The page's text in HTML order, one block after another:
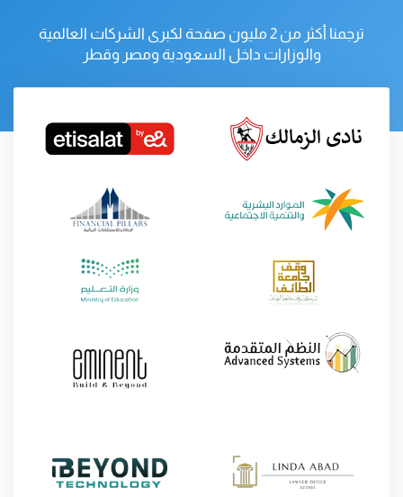
ترجمنا أكثر من 2 مليون صفحة لكبرى الشركات العالمية
والوزارات داخل السعودية ومصر وقطر